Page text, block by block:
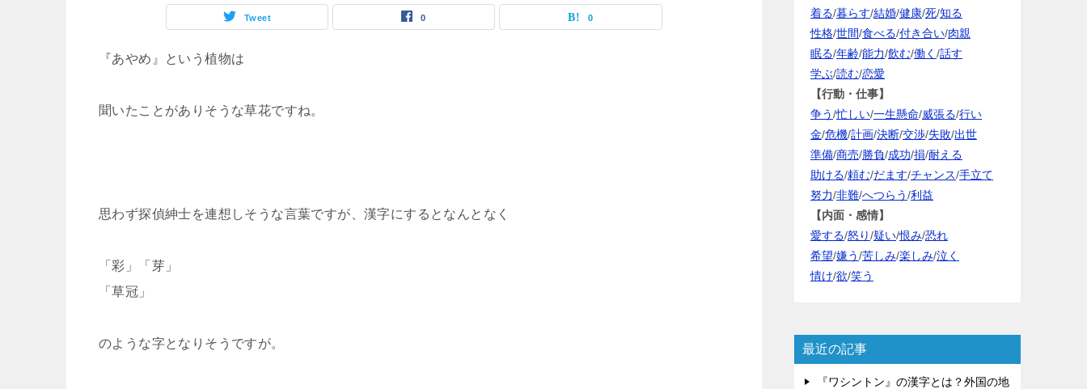
Tweet 0 0
『あやめ』という植物は
聞いたことがありそうな草花ですね。
思わず探偵紳士を連想しそうな言葉ですが、漢字にするとなんとなく
「彩」「芽」
「草冠」
のような字となりそうですが。
着る/暮らす/結婚/健康/死/知る
性格/世間/食べる/付き合い/肉親
眠る/年齢/能力/飲む/働く /話す
学ぶ/読む/恋愛
【行動・仕事】
争う/忙しい/一生懸命/威張る/行い
金/危機/計画/決断/交渉/失敗/出世
準備/商売/勝負/成功/損/耐える
助ける/頼む/だます/チャンス/手立て
努力/非難/へつらう/利益
【内面・感情】
愛する/怒り/疑い/恨み/恐れ
希望/嫌う/苦しみ/楽しみ/泣く
情け/欲/笑う
最近の記事
『ワシントン』の漢字とは？外国の地